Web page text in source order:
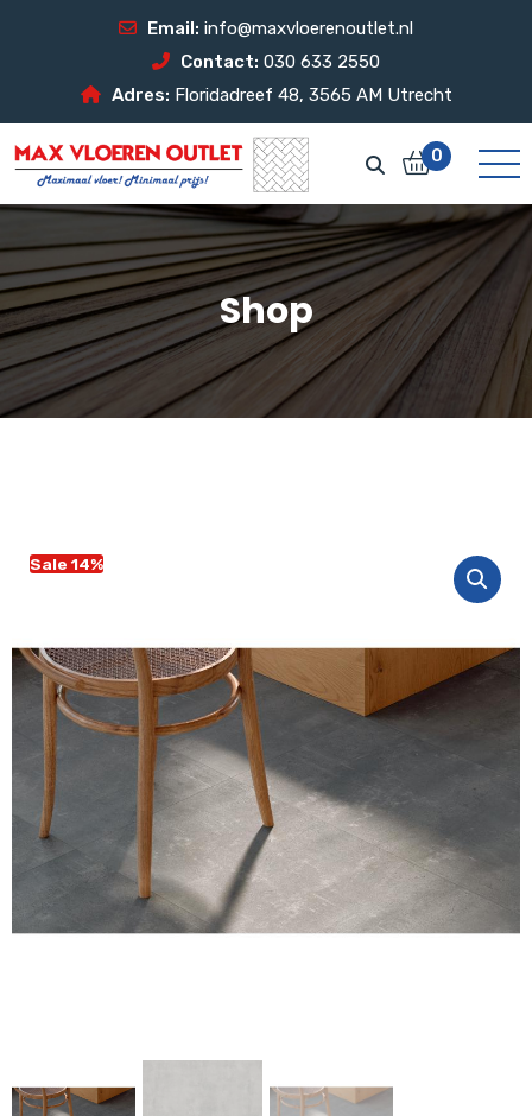
Email: info@maxvloerenoutlet.nl
Contact: 030 633 2550
Adres: Floridadreef 48, 3565 AM Utrecht
0
Shop
Sale 14%